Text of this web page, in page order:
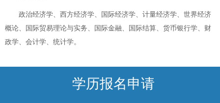
政治经济学、西方经济学、国际经济学、计量经济学、世界经济
概论、国际贸易理论与实务、国际金融、国际结算、货币银行学、财
政学、会计学、统计学。
学历报名申请